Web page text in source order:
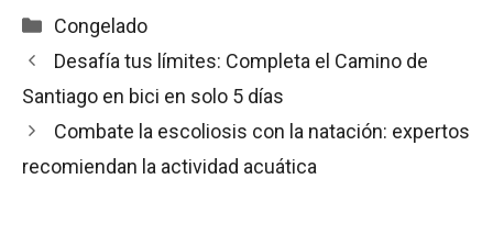
Categorías
Congelado
Desafía tus límites: Completa el Camino de
Santiago en bici en solo 5 días
Combate la escoliosis con la natación: expertos
recomiendan la actividad acuática